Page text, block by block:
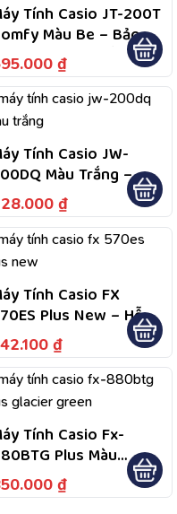
Tính Casio JT-200T
Màu Be – Bảo
7 Năm, 1 Đổi 1
Năm Đầu Nếu Lỗi
Nhà Sản Xuất, Hỗ
Bảo Hành 2 Chiều
₫
Tính Casio JW-
Màu Trắng –
Hình LCD 12 Chữ
Phím Bấm Êm,
Năng Lượng Mặt
Kết Hợp Pin
₫
Tính Casio FX
Plus New – Hỗ
417 Tính Năng Tính
Phục Vụ Học Tập,
Hành 7 Năm, 1 Đổi 1
Thông Tin Sản
Phẩm
₫
Tính Casio Fx-
Plus Màu
Green – Bảo
Dài Hạn 7 Năm, Hỗ
₫